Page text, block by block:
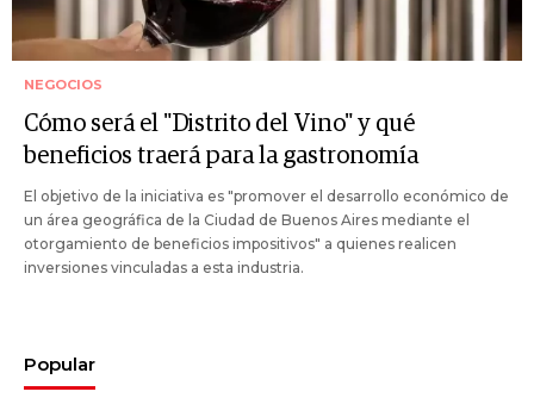
NEGOCIOS
Cómo será el "Distrito del Vino" y qué
beneficios traerá para la gastronomía
El objetivo de la iniciativa es "promover el desarrollo económico de
un área geográfica de la Ciudad de Buenos Aires mediante el
otorgamiento de beneficios impositivos" a quienes realicen
inversiones vinculadas a esta industria.
Popular